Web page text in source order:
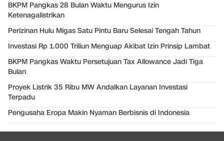
BKPM Pangkas 28 Bulan Waktu Mengurus Izin
Ketenagalistrikan
Perizinan Hulu Migas Satu Pintu Baru Selesai Tengah Tahun
Investasi Rp 1.000 Triliun Menguap Akibat Izin Prinsip Lambat
BKPM Pangkas Waktu Persetujuan Tax Allowance Jadi Tiga
Bulan
Proyek Listrik 35 Ribu MW Andalkan Layanan Investasi
Terpadu
Pengusaha Eropa Makin Nyaman Berbisnis di Indonesia